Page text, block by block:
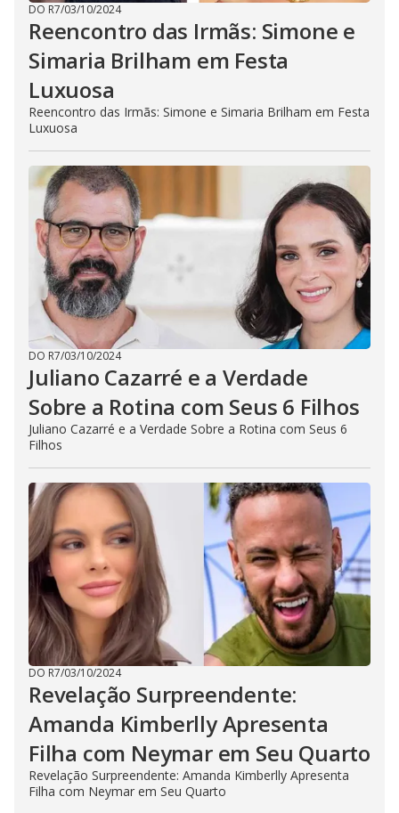
DO R7/03/10/2024
Reencontro das Irmãs: Simone e
Simaria Brilham em Festa
Luxuosa
Reencontro das Irmãs: Simone e Simaria Brilham em Festa
Luxuosa
DO R7/03/10/2024
Juliano Cazarré e a Verdade
Sobre a Rotina com Seus 6 Filhos
Juliano Cazarré e a Verdade Sobre a Rotina com Seus 6
Filhos
DO R7/03/10/2024
Revelação Surpreendente:
Amanda Kimberlly Apresenta
Filha com Neymar em Seu Quarto
Revelação Surpreendente: Amanda Kimberlly Apresenta
Filha com Neymar em Seu Quarto